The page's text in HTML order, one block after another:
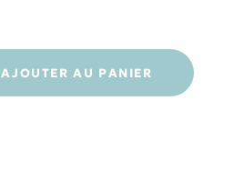
AJOUTER AU PANIER